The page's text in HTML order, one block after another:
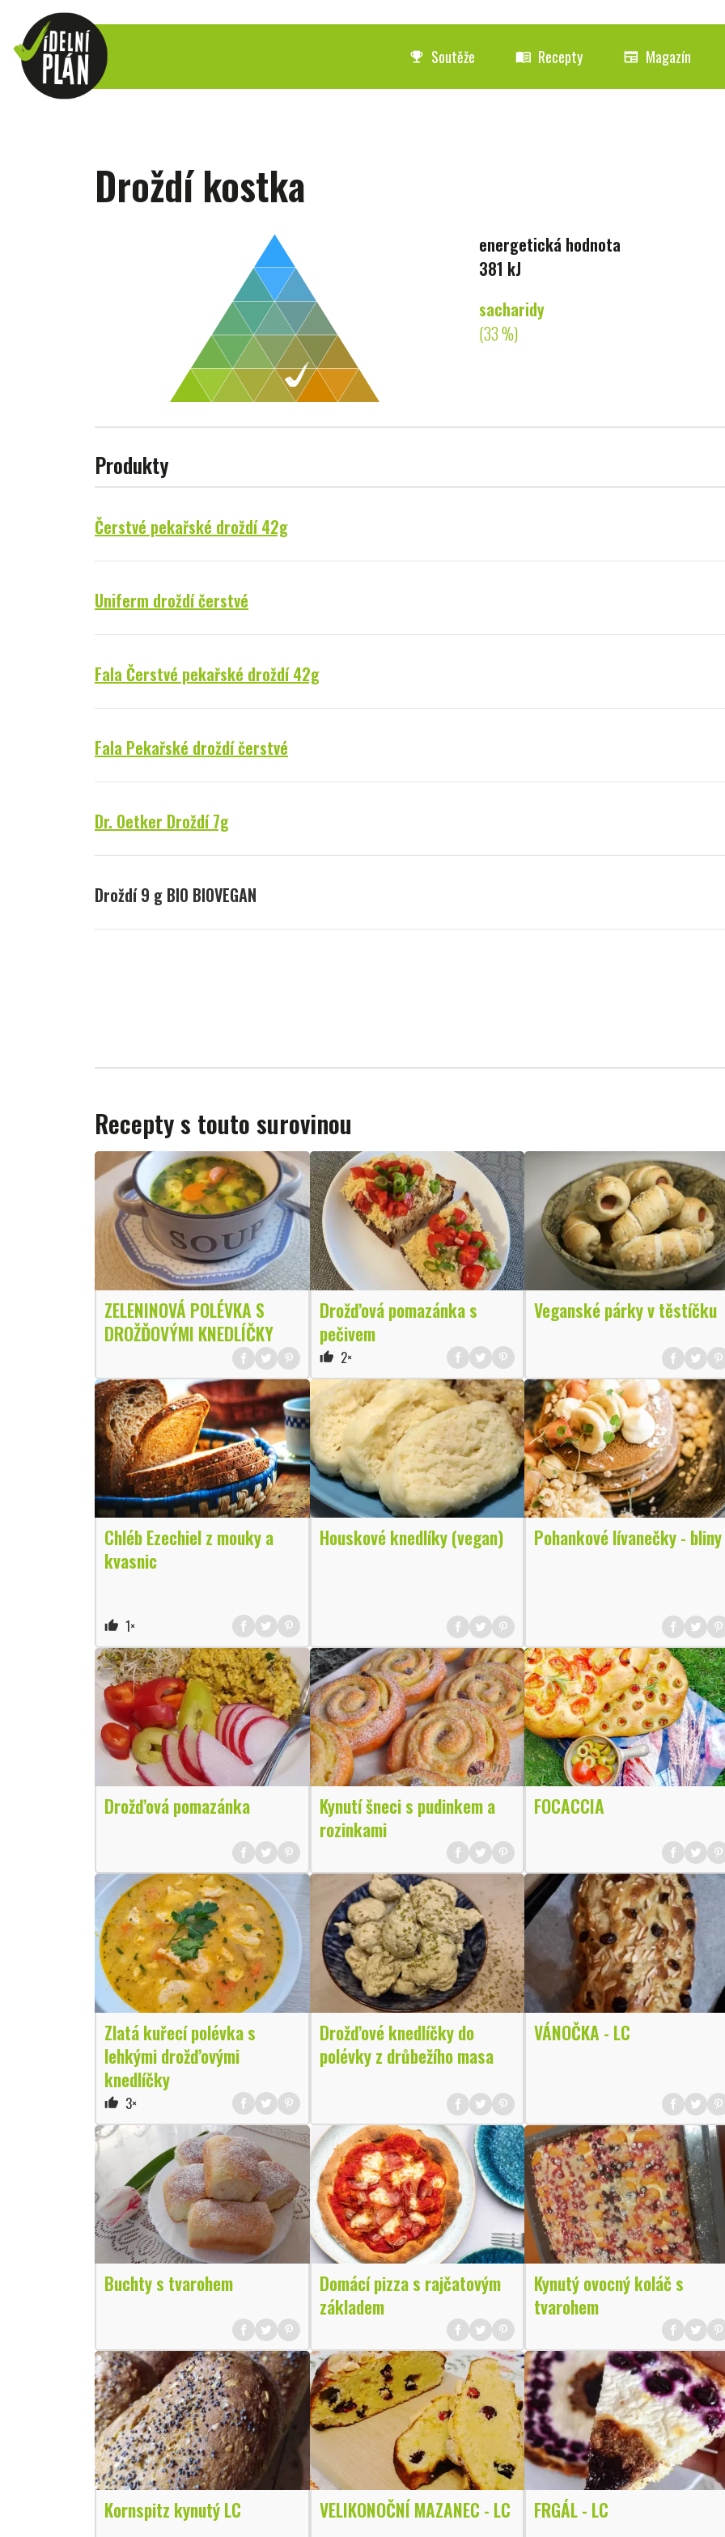
emoji_events Soutěže menu_book Recepty newspaper Magazín
Droždí kostka
energetická hodnota
381 kJ
sacharidy
(33 %)
Produkty
Čerstvé pekařské droždí 42g
Uniferm droždí čerstvé
Fala Čerstvé pekařské droždí 42g
Fala Pekařské droždí čerstvé
Dr. Oetker Droždí 7g
Droždí 9 g BIO BIOVEGAN
Recepty s touto surovinou
ZELENINOVÁ POLÉVKA S
DROŽĎOVÝMI KNEDLÍČKY
Drožďová pomazánka s
pečivem
thumb_up 2×
Veganské párky v těstíčku
Chléb Ezechiel z mouky a
kvasnic
thumb_up 1×
Houskové knedlíky (vegan) Pohankové lívanečky - bliny
Drožďová pomazánka
Kynutí šneci s pudinkem a
rozinkami
FOCACCIA
Zlatá kuřecí polévka s
lehkými drožďovými
knedlíčky
thumb_up 3×
Drožďové knedlíčky do
polévky z drůbežího masa
VÁNOČKA - LC
Buchty s tvarohem
Domácí pizza s rajčatovým
základem
Kynutý ovocný koláč s
tvarohem
Kornspitz kynutý LC VELIKONOČNÍ MAZANEC - LC FRGÁL - LC